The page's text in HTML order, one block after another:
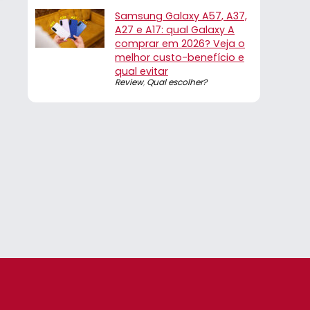
Samsung Galaxy A57, A37,
A27 e A17: qual Galaxy A
comprar em 2026? Veja o
melhor custo-benefício e
qual evitar
Review, Qual escolher?